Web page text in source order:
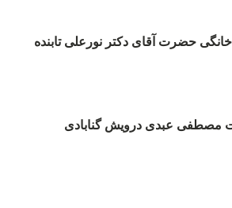
خانگی حضرت آقای دکتر نورعلی تابنده
مصطفی عبدی درویش گنابادی